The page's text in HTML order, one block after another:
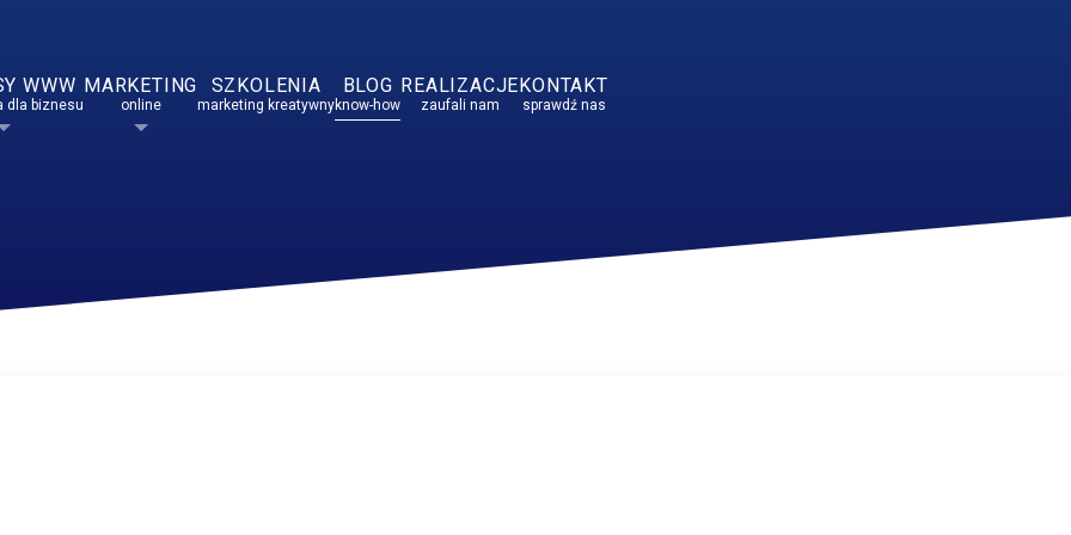
WWW
dla biznesu
MARKETING
online
SZKOLENIA
marketing kreatywny
BLOG
know-how
REALIZACJE
zaufali nam
KONTAKT
sprawdź nas